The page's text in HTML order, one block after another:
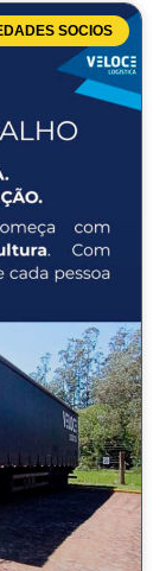
SOCIOS